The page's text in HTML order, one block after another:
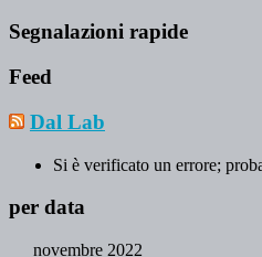
Segnalazioni rapide
Feed
Dal Lab
Si è verificato un errore;
per data
novembre 2022